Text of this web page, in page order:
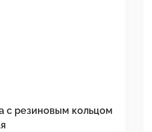
с резиновым кольцом